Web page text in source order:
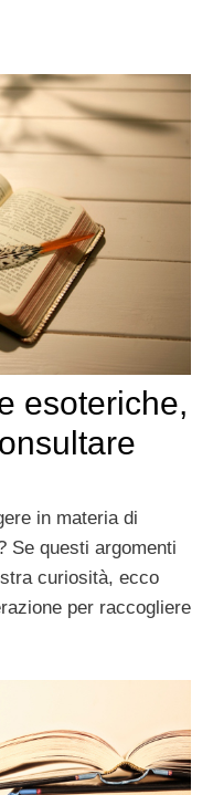
esoteriche,
in materia di
Se questi argomenti
curiosità, ecco
per raccogliere